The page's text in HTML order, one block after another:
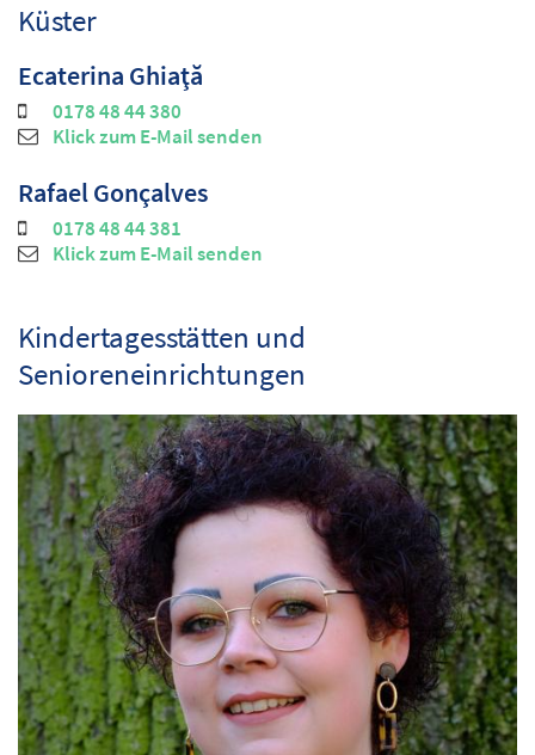
Küster
Ecaterina Ghiaţă
0178 48 44 380
Klick zum E-Mail senden
RafaelGonçalves
0178 48 44 381
Klick zum E-Mail senden
Kindertagesstätten und
Senioreneinrichtungen